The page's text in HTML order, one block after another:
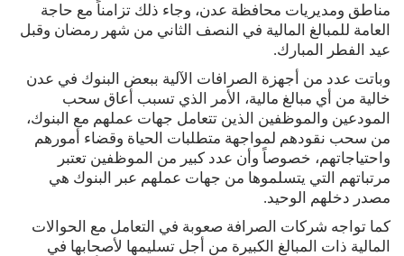
مناطق ومديريات محافظة عدن، وجاء ذلك تزامناً مع حاجة
العامة للمبالغ المالية في النصف الثاني من شهر رمضان وقبل
عيد الفطر المبارك.
وباتت عدد من أجهزة الصرافات الآلية ببعض البنوك في عدن
خالية من أي مبالغ مالية، الأمر الذي تسبب أعاق سحب
المودعين والموظفين الذين تتعامل جهات عملهم مع البنوك،
من سحب نقودهم لمواجهة متطلبات الحياة وقضاء أمورهم
واحتياجاتهم، خصوصاً وأن عدد كبير من الموظفين تعتبر
مرتباتهم التي يتسلموها من جهات عملهم عبر البنوك هي
مصدر دخلهم الوحيد.
كما تواجه شركات الصرافة صعوبة في التعامل مع الحوالات
المالية ذات المبالغ الكبيرة من أجل تسليمها لأصحابها في